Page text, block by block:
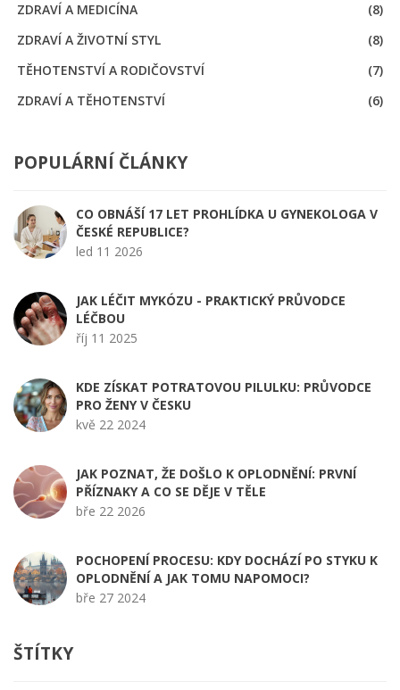
ZDRAVÍ A MEDICÍNA
(8)
ZDRAVÍ A ŽIVOTNÍ STYL
(8)
TĚHOTENSTVÍ A RODIČOVSTVÍ
(7)
ZDRAVÍ A TĚHOTENSTVÍ
(6)
POPULÁRNÍ ČLÁNKY
CO OBNÁŠÍ 17 LET PROHLÍDKA U GYNEKOLOGA V
ČESKÉ REPUBLICE?
led 11 2026
JAK LÉČIT MYKÓZU - PRAKTICKÝ PRŮVODCE
LÉČBOU
říj 11 2025
KDE ZÍSKAT POTRATOVOU PILULKU: PRŮVODCE
PRO ŽENY V ČESKU
kvě 22 2024
JAK POZNAT, ŽE DOŠLO K OPLODNĚNÍ: PRVNÍ
PŘÍZNAKY A CO SE DĚJE V TĚLE
bře 22 2026
POCHOPENÍ PROCESU: KDY DOCHÁZÍ PO STYKU K
OPLODNĚNÍ A JAK TOMU NAPOMOCI?
bře 27 2024
ŠTÍTKY